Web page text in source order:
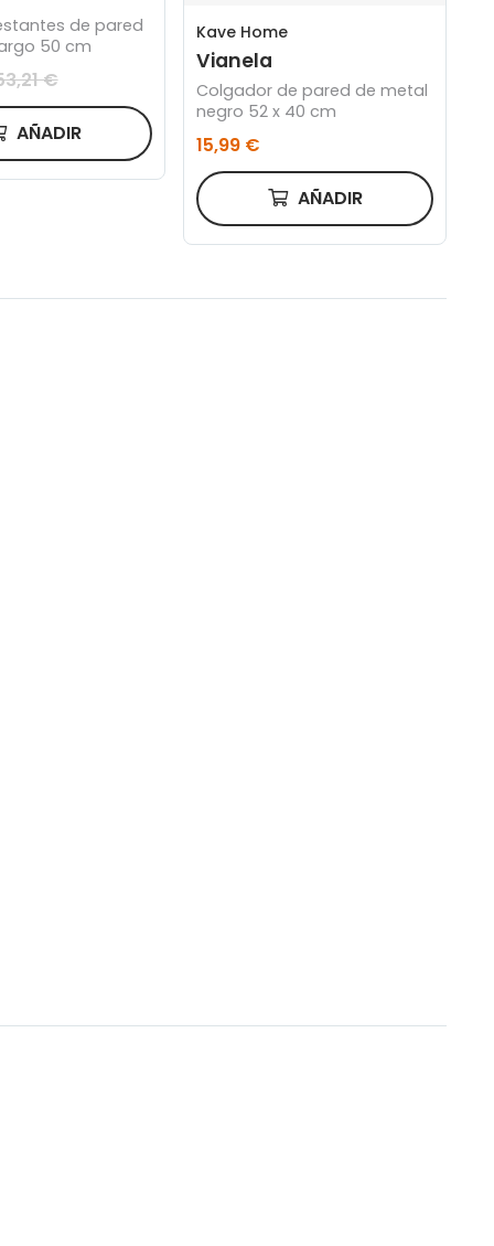
de pared
50 cm
€
AÑADIR
Kave Home
Vianela
Colgador de pared de metal
negro 52 x 40 cm
15,99 €
AÑADIR